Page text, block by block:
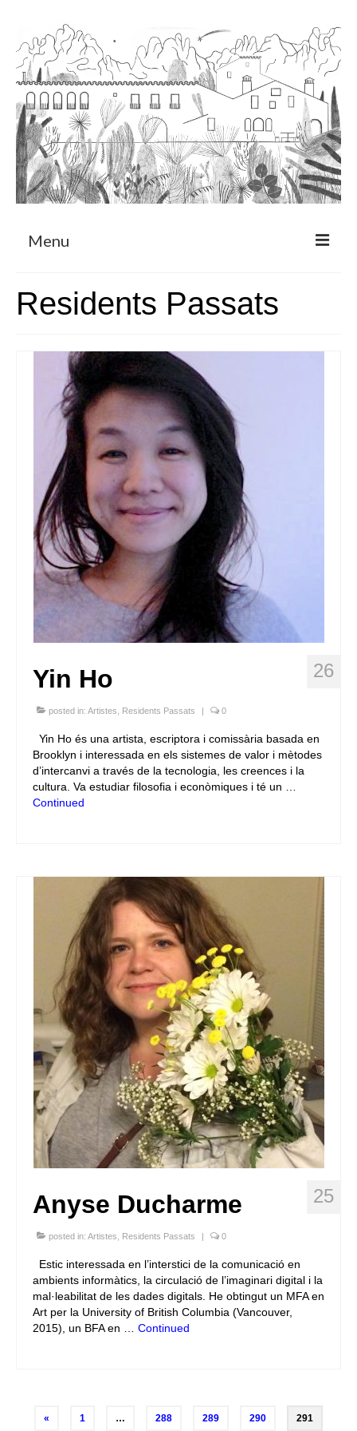
Menu
Programa de Residència
CRUCERO
Queda’t amb nosaltres
Arxiu
Contacte
Idioma:
Residents Passats
26
Yin Ho
posted in: Artistes Residents Passats | 0
Yin Ho és una artista, escriptora i comissària basada en
Brooklyn i interessada en els sistemes de valor i mètodes
d’intercanvi a través de la tecnologia, les creences i la
cultura. Va estudiar filosofia i econòmiques i té un …
Continued
25
Anyse Ducharme
posted in: Artistes Residents Passats | 0
Estic interessada en l’interstici de la comunicació en
ambients informàtics, la circulació de l’imaginari digital i la
mal·leabilitat de les dades digitals. He obtingut un MFA en
Art per la University of British Columbia (Vancouver,
2015), un BFA en … Continued
Posts
« 1 … 288 289 290 291